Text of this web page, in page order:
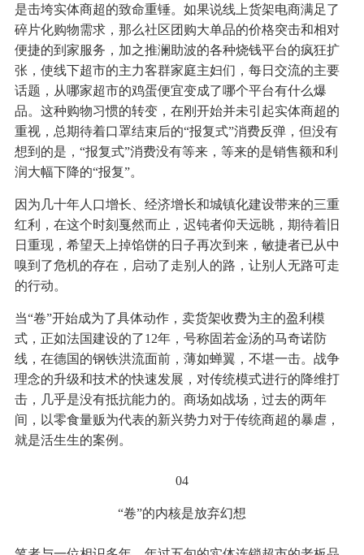
是击垮实体商超的致命重锤。如果说线上货架电商满足了
碎片化购物需求，那么社区团购大单品的价格突击和相对
便捷的到家服务，加之推澜助波的各种烧钱平台的疯狂扩
张，使线下超市的主力客群家庭主妇们，每日交流的主要
话题，从哪家超市的鸡蛋便宜变成了哪个平台有什么爆
品。这种购物习惯的转变，在刚开始并未引起实体商超的
重视，总期待着口罩结束后的“报复式”消费反弹，但没有
想到的是，“报复式”消费没有等来，等来的是销售额和利
润大幅下降的“报复”。
因为几十年人口增长、经济增长和城镇化建设带来的三重
红利，在这个时刻戛然而止，迟钝者仰天远眺，期待着旧
日重现，希望天上掉馅饼的日子再次到来，敏捷者已从中
嗅到了危机的存在，启动了走别人的路，让别人无路可走
的行动。
当“卷”开始成为了具体动作，卖货架收费为主的盈利模
式，正如法国建设的了12年，号称固若金汤的马奇诺防
线，在德国的钢铁洪流面前，薄如蝉翼，不堪一击。战争
理念的升级和技术的快速发展，对传统模式进行的降维打
击，几乎是没有抵抗能力的。商场如战场，过去的两年
间，以零食量贩为代表的新兴势力对于传统商超的暴虐，
就是活生生的案例。
04
“卷”的内核是放弃幻想